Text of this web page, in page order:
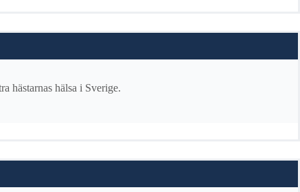
hästarnas hälsa i Sverige.